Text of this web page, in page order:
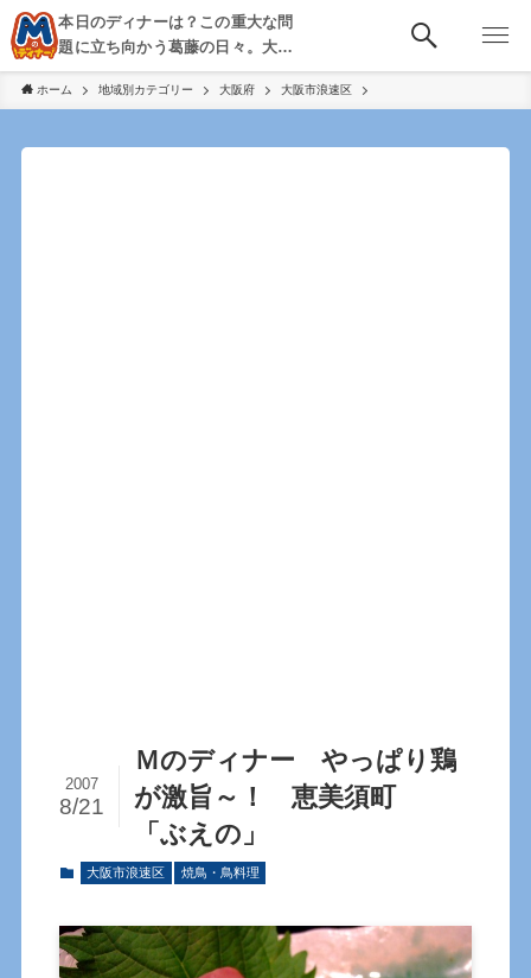
本日のディナーは？この重大な問
題に立ち向かう葛藤の日々。大
阪・京都・神戸を中心とした食べ
歩き、飲み歩きを綴る。
ホーム 地域別カテゴリー 大阪府 大阪市浪速区
Ｍのディナー やっぱり鶏
が激旨～！ 恵美須町
「ぶえの」
2007
8/21
大阪市浪速区 焼鳥・鳥料理